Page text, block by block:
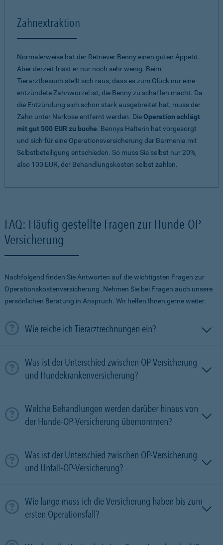
Zahnextraktion
Normalerweise hat der Retriever Benny einen guten Appetit.
Aber derzeit frisst er nur noch sehr wenig. Beim
Tierarztbesuch stellt sich raus, dass es zum Glück nur eine
entzündete Zahnwurzel ist, die Benny zu schaffen macht. Da
die Entzündung sich schon stark ausgebreitet hat, muss der
Zahn unter Narkose entfernt werden. DieOperation schlägt
mit gut 500 EUR zu buche. Bennys Halterin hat vorgesorgt
und sich für eine Operationsversicherung der Barmenia mit
Selbstbeteiligung entschieden. So muss Sie selbst nur 20%,
also 100 EUR, der Behandlungskosten selbst zahlen.
FAQ: Häufig gestellte Fragen zur Hunde-OP-
Versicherung
Nachfolgend finden Sie Antworten auf die wichtigsten Fragen zur
Operationskostenversicherung. Nehmen Sie bei Fragen auch unsere
persönlichen Beratung in Anspruch. Wir helfen Ihnen gerne weiter.
Wie reiche ich Tierarztrechnungen ein?
Was ist der Unterschied zwischen OP-Versicherung
und Hundekrankenversicherung?
Welche Behandlungen werden darüber hinaus von
der Hunde-OP-Versicherung übernommen?
Was ist der Unterschied zwischen OP-Versicherung
und Unfall-OP-Versicherung?
Wie lange muss ich die Versicherung haben bis zum
ersten Operationsfall?